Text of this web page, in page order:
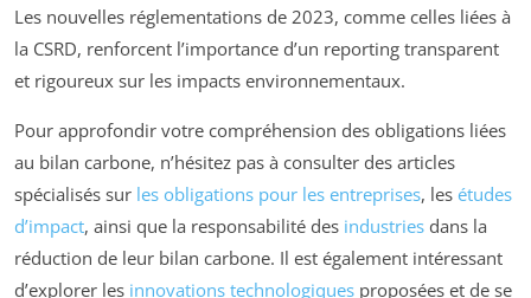
Les nouvelles réglementations de 2023, comme celles liées à
la CSRD, renforcent l’importance d’un reporting transparent
et rigoureux sur les impacts environnementaux.
Pour approfondir votre compréhension des obligations liées
au bilan carbone, n’hésitez pas à consulter des articles
spécialisés sur les obligations pour les entreprises, les études
d’impact, ainsi que la responsabilité des industries dans la
réduction de leur bilan carbone. Il est également intéressant
d’explorer les innovations technologiques proposées et de se